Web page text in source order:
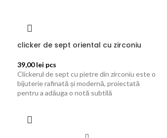
clicker de sept oriental cu zirconiu
39,00lei pcs
Clickerul de sept cu pietre din zirconiu este o
bijuterie rafinată și modernă, proiectată
pentru a adăuga o notă subtilă